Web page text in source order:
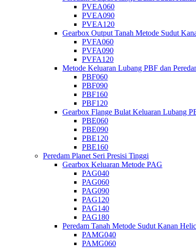
PVEA060
PVEA090
PVEA120
Gearbox Output Tanah Metode Sudut
PVFA060
PVFA090
PVFA120
Metode Keluaran Lubang PBF dan
PBF060
PBF090
PBF160
PBF120
Gearbox Flange Bulat Keluaran Lubang
PBE060
PBE090
PBE120
PBE160
Peredam Planet Seri Presisi Tinggi
Gearbox Keluaran Metode PAG
PAG040
PAG060
PAG090
PAG120
PAG140
PAG180
Peredam Tanah Metode Sudut Kanan
PAMG040
PAMG060